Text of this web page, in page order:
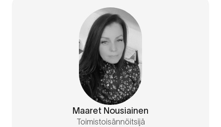
Maaret Nousiainen
Toimistoisännöitsijä